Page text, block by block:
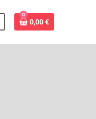
0
0,00 €